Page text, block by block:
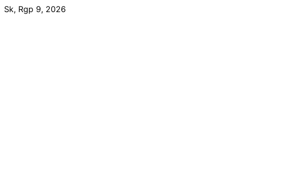
Skip
Sk, Rgp 9, 2026